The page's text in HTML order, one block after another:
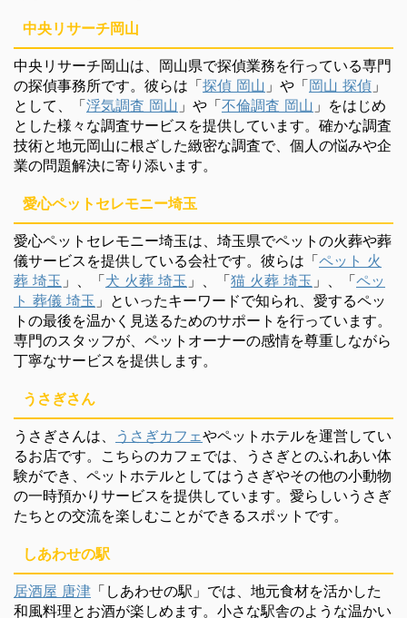
中央リサーチ岡山
中央リサーチ岡山は、岡山県で探偵業務を行っている専門
の探偵事務所です。彼らは「探偵 岡山 」や「岡山 探偵 」
として、「浮気調査 岡山 」や「不倫調査 岡山 」をはじめ
とした様々な調査サービスを提供しています。確かな調査
技術と地元岡山に根ざした緻密な調査で、個人の悩みや企
業の問題解決に寄り添います。
愛心ペットセレモニー埼玉
愛心ペットセレモニー埼玉は、埼玉県でペットの火葬や葬
儀サービスを提供している会社です。彼らは「ペット 火
葬 埼玉 」、「犬 火葬 埼玉 」、「猫 火葬 埼玉 」、「ペッ
ト 葬儀 埼玉 」といったキーワードで知られ、愛するペッ
トの最後を温かく見送るためのサポートを行っています。
専門のスタッフが、ペットオーナーの感情を尊重しながら
丁寧なサービスを提供します。
うさぎさん
うさぎさんは、 うさぎカフェやペットホテルを運営してい
るお店です。こちらのカフェでは、うさぎとのふれあい体
験ができ、ペットホテルとしてはうさぎやその他の小動物
の一時預かりサービスを提供しています。愛らしいうさぎ
たちとの交流を楽しむことができるスポットです。
しあわせの駅
居酒屋 唐津 「しあわせの駅」では、地元食材を活かした
和風料理とお酒が楽しめます。小さな駅舎のような温かい